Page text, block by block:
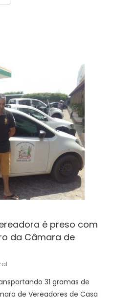
é preso com
da Câmara de
31 gramas de
de Vereadores de Casa